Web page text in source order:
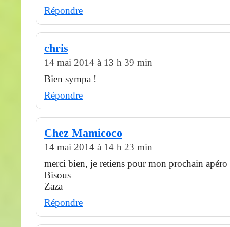
Répondre
chris
14 mai 2014 à 13 h 39 min
Bien sympa !
Répondre
Chez Mamicoco
14 mai 2014 à 14 h 23 min
merci bien, je retiens pour mon prochain apéro
Bisous
Zaza
Répondre